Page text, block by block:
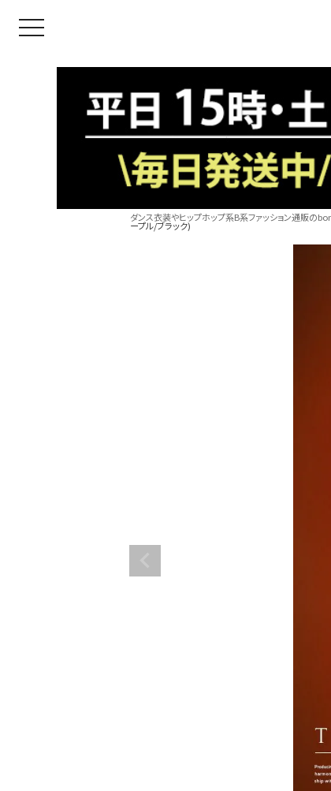
toggle navigation
装のトータルコーディネートのご提案。 ボムシェルならではの最新
デはイメージしやすく、全てボムシェルでご購入可能。 普段着と
ダンス衣装やヒップホップ系B系ファッション通販の
ープル/ブラック)